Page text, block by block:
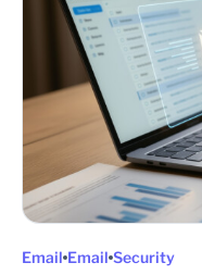
Email Email Security